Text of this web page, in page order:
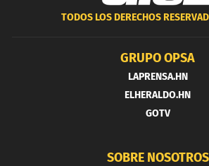
TODOS LOS DERECHOS
GRUPO OPSA
LAPRENSA.HN
ELHERALDO.HN
GOTV
SOBRE NOSOTROS